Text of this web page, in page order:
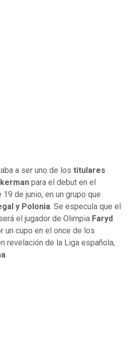
a ser uno de los titulares
para el debut en el
19 de junio, en un grupo que
y Polonia . Se especula que el
el jugador de Olimpia Faryd
un cupo en el once de los
revelación de la Liga española,